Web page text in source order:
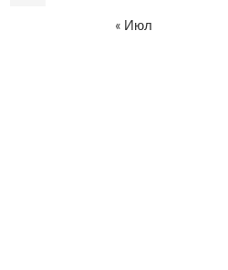
« Июл